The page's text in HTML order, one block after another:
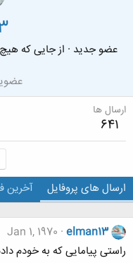
عضو جدید · ازجایی که
ارسال ها
641
ارسال های پروفایل آخرین
elman13
Jan 1, 1970
راستی پیامایی که به خودم